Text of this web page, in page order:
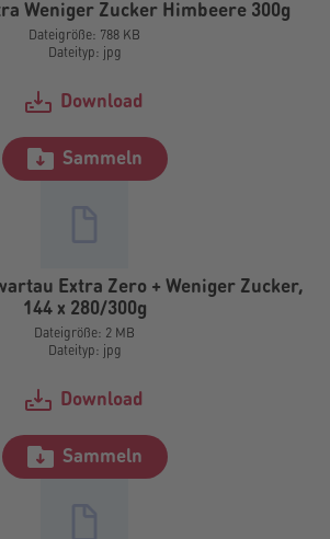
Weniger Zucker Himbeere 300g
Dateigröße: 788 KB
Dateityp: jpg
Download
Sammeln
Extra Zero + Weniger Zucker,
144 x 280/300g
Dateigröße: 2 MB
Dateityp: jpg
Download
Sammeln